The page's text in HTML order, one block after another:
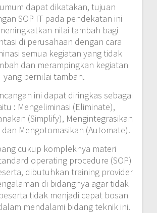
dapat dikatakan, tujuan
SOP IT pada pendekatan ini
nilai tambah bagi
di perusahaan dengan cara
semua kegiatan yang tidak
dan merampingkan kegiatan
yang bernilai tambah.
ini dapat diringkas sebagai
: Mengeliminasi (Eliminate),
(Simplify), Mengintegrasikan
Mengotomasikan (Automate).
cukup kompleknya materi
operating procedure (SOP)
dibutuhkan training provider
di bidangnya agar tidak
tidak menjadi cepat bosan
mendalami bidang teknik ini.